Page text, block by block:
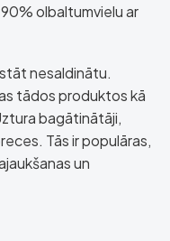
olbaltumvielu ar
nesaldinātu.
tādos produktos kā
bagātinātāji,
Tās ir populāras,
un